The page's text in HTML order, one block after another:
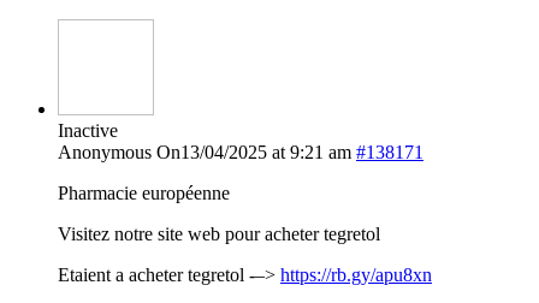
Inactive
Anonymous On13/04/2025 at 9:21 am #138171
Pharmacie européenne
Visitez notre site web pour acheter tegretol
Etaient a acheter tegretol -–> https://rb.gy/apu8xn